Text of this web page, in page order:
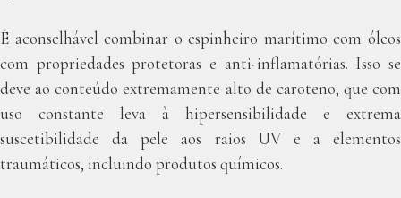
É aconselhável combinar o espinheiro marítimo com óleos
com propriedades protetoras e anti-inflamatórias. Isso se
deve ao conteúdo extremamente alto de caroteno, que com
uso constante leva à hipersensibilidade e extrema
suscetibilidade da pele aos raios UV e a elementos
traumáticos, incluindo produtos químicos.